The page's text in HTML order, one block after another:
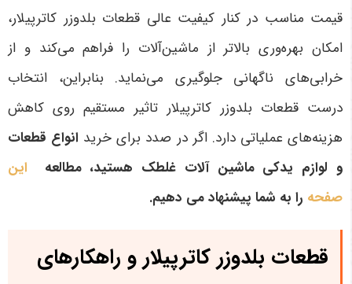
قیمت مناسب در کنار کیفیت عالی قطعات بلدوزر کاترپیلار،
امکان بهره‌وری بالاتر از ماشین‌آلات را فراهم می‌کند و از
خرابی‌های ناگهانی جلوگیری می‌نماید. بنابراین، انتخاب
درست قطعات بلدوزر کاترپیلار تاثیر مستقیم روی کاهش
هزینه‌های عملیاتی دارد. اگر در صدد برای خرید انواع قطعات
و لوازم یدکی ماشین آلات غلطک هستید، مطالعه
این
صفحه را به شما پیشنهاد می دهیم.
قطعات بلدوزر کاترپیلار و راهکارهای